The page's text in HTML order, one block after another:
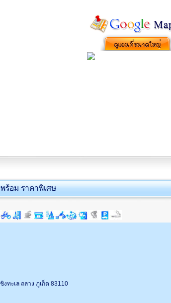
ร้อม ราคาพิเศษ
ทะเล ถลาง ภูเก็ต 83110